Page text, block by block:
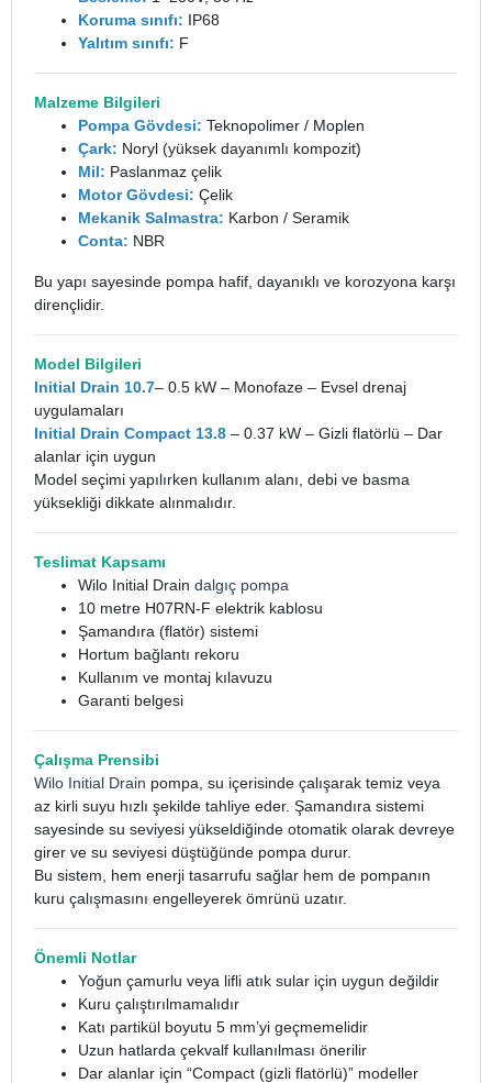
Koruma sınıfı: IP68
Yalıtım sınıfı: F
Malzeme Bilgileri
Pompa Gövdesi: Teknopolimer / Moplen
Çark: Noryl (yüksek dayanımlı kompozit)
Mil: Paslanmaz çelik
Motor Gövdesi: Çelik
Mekanik Salmastra: Karbon / Seramik
Conta: NBR
Bu yapı sayesinde pompa hafif, dayanıklı ve korozyona karşı
dirençlidir.
Model Bilgileri
Initial Drain 10.7– 0.5 kW – Monofaze – Evsel drenaj
uygulamaları
Initial Drain Compact 13.8 – 0.37 kW – Gizli flatörlü – Dar
alanlar için uygun
Model seçimi yapılırken kullanım alanı, debi ve basma
yüksekliği dikkate alınmalıdır.
Teslimat Kapsamı
Wilo Initial Drain dalgıç pompa
10 metre H07RN-F elektrik kablosu
Şamandıra (flatör) sistemi
Hortum bağlantı rekoru
Kullanım ve montaj kılavuzu
Garanti belgesi
Çalışma Prensibi
Wilo Initial Drain pompa, su içerisinde çalışarak temiz veya
az kirli suyu hızlı şekilde tahliye eder. Şamandıra sistemi
sayesinde su seviyesi yükseldiğinde otomatik olarak devreye
girer ve su seviyesi düştüğünde pompa durur.
Bu sistem, hem enerji tasarrufu sağlar hem de pompanın
kuru çalışmasını engelleyerek ömrünü uzatır.
Önemli Notlar
Yoğun çamurlu veya lifli atık sular için uygun değildir
Kuru çalıştırılmamalıdır
Katı partikül boyutu 5 mm’yi geçmemelidir
Uzun hatlarda çekvalf kullanılması önerilir
Dar alanlar için “Compact (gizli flatörlü)” modeller